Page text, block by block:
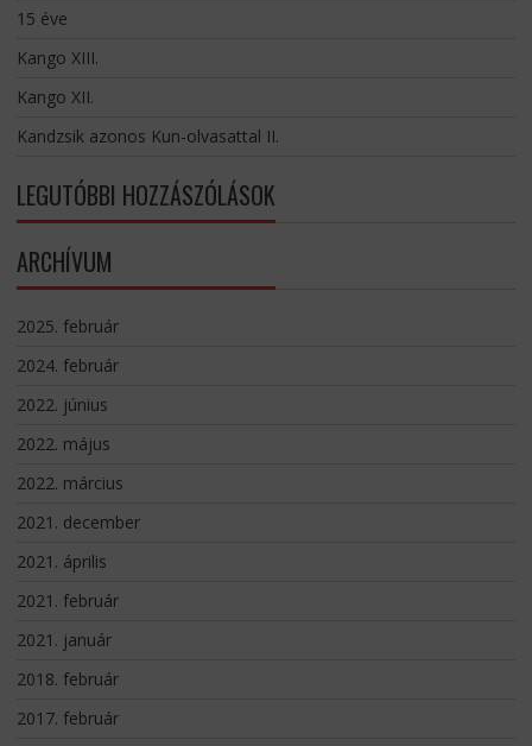
15 éve
Kango XIII.
Kango XII.
Kandzsik azonos Kun-olvasattal II.
LEGUTÓBBI HOZZÁSZÓLÁSOK
ARCHÍVUM
2025. február
2024. február
2022. június
2022. május
2022. március
2021. december
2021. április
2021. február
2021. január
2018. február
2017. február